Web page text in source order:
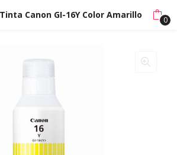
Canon GI-16Y Color Amarillo 0